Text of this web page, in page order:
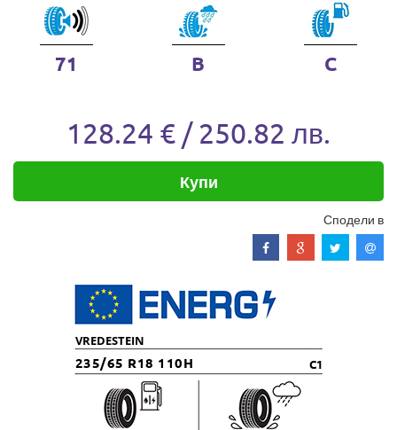
71 B C
128.24 € / 250.82 лв.
Купи
Сподели в
VREDESTEIN
235/65 R18 110H C1